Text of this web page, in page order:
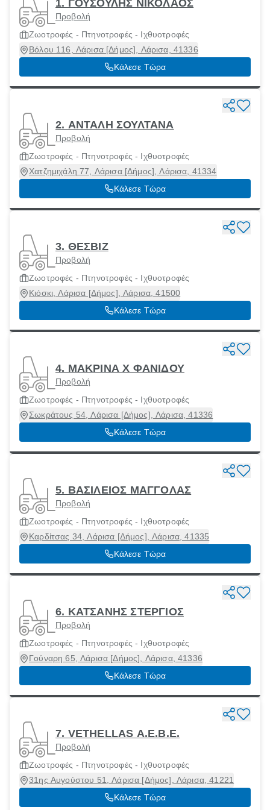
1. ΓΟΥΣΟΥΛΗΣ ΝΙΚΟΛΑΟΣ
Προβολή
Ζωοτροφές - Πτηνοτροφές - Ιχθυοτροφές
Βόλου 116, Λάρισα [Δήμος], Λάρισα, 41336
Κάλεσε Τώρα
2. ΑΝΤΑΛΗ ΣΟΥΛΤΑΝΑ
Προβολή
Ζωοτροφές - Πτηνοτροφές - Ιχθυοτροφές
Χατζημιχάλη 77, Λάρισα [Δήμος], Λάρισα, 41334
Κάλεσε Τώρα
3. ΘΕΣΒΙΖ
Προβολή
Ζωοτροφές - Πτηνοτροφές - Ιχθυοτροφές
Κιόσκι, Λάρισα [Δήμος], Λάρισα, 41500
Κάλεσε Τώρα
4. ΜΑΚΡΙΝΑ Χ ΦΑΝΙΔΟΥ
Προβολή
Ζωοτροφές - Πτηνοτροφές - Ιχθυοτροφές
Σωκράτους 54, Λάρισα [Δήμος], Λάρισα, 41336
Κάλεσε Τώρα
5. ΒΑΣΙΛΕΙΟΣ ΜΑΓΓΟΛΑΣ
Προβολή
Ζωοτροφές - Πτηνοτροφές - Ιχθυοτροφές
Καρδίτσας 34, Λάρισα [Δήμος], Λάρισα, 41335
Κάλεσε Τώρα
6. ΚΑΤΣΑΝΗΣ ΣΤΕΡΓΙΟΣ
Προβολή
Ζωοτροφές - Πτηνοτροφές - Ιχθυοτροφές
Γούναρη 65, Λάρισα [Δήμος], Λάρισα, 41336
Κάλεσε Τώρα
7. VETHELLAS Α.Ε.Β.Ε.
Προβολή
Ζωοτροφές - Πτηνοτροφές - Ιχθυοτροφές
31ης Αυγούστου 51, Λάρισα [Δήμος], Λάρισα, 41221
Κάλεσε Τώρα